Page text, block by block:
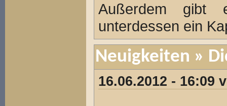
Außerdem gibt
unterdessen ein
Neuigkeiten »
16.06.2012 - 16:09